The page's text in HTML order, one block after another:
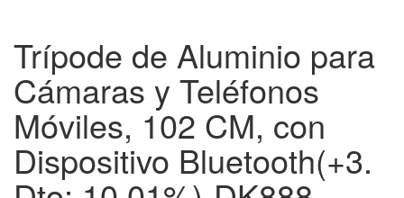
Trípode de Aluminio para
Cámaras y Teléfonos
Móviles, 102 CM, con
Dispositivo Bluetooth(+3.